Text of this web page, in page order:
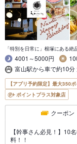
「特別を日常に」根塚にある絶
4001～5000円
富山駅から車で約10
【アプリ予約限定】最大350
ポイントプラス対象店
クーポン
【幹事さん必見！】10
料！！